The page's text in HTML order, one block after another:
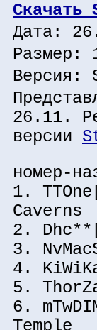
Дата:
Размер:
Версия:
26.11.
версии
номер-
1.
Caverns
2.
3.
4.
5.
6.
Temple